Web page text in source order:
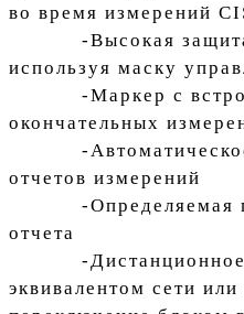
во время измерений
-Высокая защита
используя маску
-Маркер с
окончательных
-Автоматическое
отчетов измерений
-Определяемая
отчета
-Дистанционное
эквивалентом сети или